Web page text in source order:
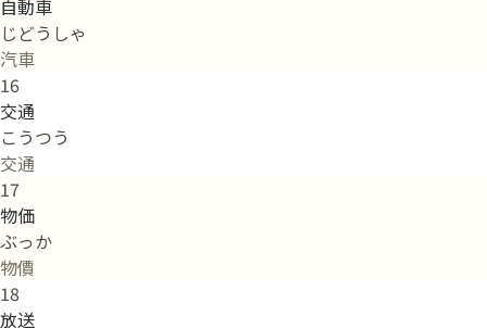
自動車
じどうしゃ
汽車
16
交通
こうつう
交通
17
物価
ぶっか
物價
18
放送